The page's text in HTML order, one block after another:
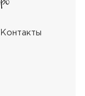
Контакты